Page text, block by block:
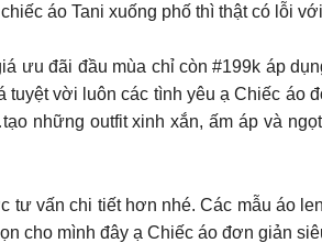
áo Tani xuống phố thì thật có lỗi
đãi đầu mùa chỉ còn #199k áp
vời luôn các tình yêu ạ Chiếc áo
những outfit xinh xắn, ấm áp và
vấn chi tiết hơn nhé. Các mẫu áo
cho mình đây ạ Chiếc áo đơn giản